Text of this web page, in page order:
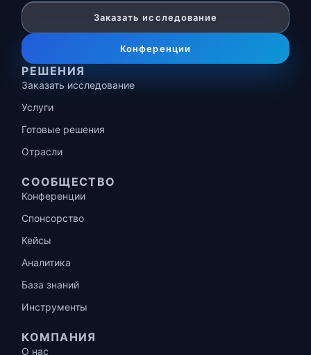
Заказать исследование
Конференции
РЕШЕНИЯ
Заказать исследование
Услуги
Готовые решения
Отрасли
СООБЩЕСТВО
Конференции
Спонсорство
Кейсы
Аналитика
База знаний
Инструменты
КОМПАНИЯ
О нас